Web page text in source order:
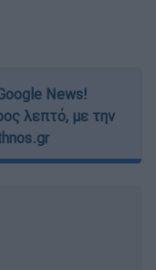
News!
λεπτό, με την